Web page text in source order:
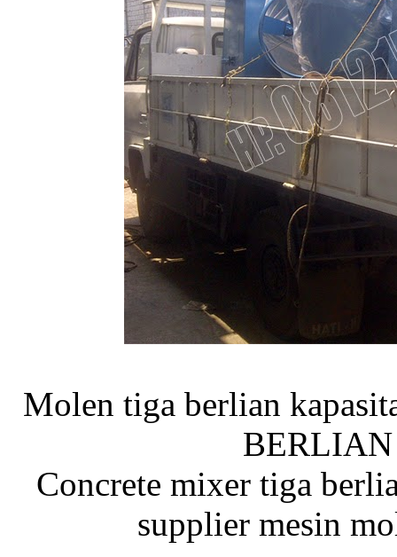
Mesin Diesel Yanmar
Molen Tiger 350 Liter
500 Liter 1 sak semen
Molen tiga berlian
BERLIAN
Concrete mixer tiga
supplier mesin